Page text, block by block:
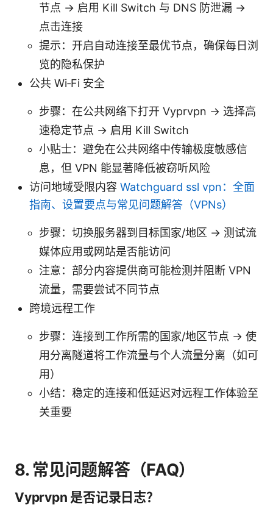
节点 → 启用 Kill Switch 与 DNS 防泄漏 →
点击连接
提示：开启自动连接至最优节点，确保每日浏
览的隐私保护
公共 Wi‑Fi 安全
步骤：在公共网络下打开 Vyprvpn → 选择高
速稳定节点 → 启用 Kill Switch
小贴士：避免在公共网络中传输极度敏感信
息，但 VPN 能显著降低被窃听风险
访问地域受限内容 Watchguard ssl vpn：全面
指南、设置要点与常见问题解答（VPNs）
步骤：切换服务器到目标国家/地区 → 测试流
媒体应用或网站是否能访问
注意：部分内容提供商可能检测并阻断 VPN
流量，需要尝试不同节点
跨境远程工作
步骤：连接到工作所需的国家/地区节点 → 使
用分离隧道将工作流量与个人流量分离（如可
用）
小结：稳定的连接和低延迟对远程工作体验至
关重要
8. 常见问题解答（FAQ）
Vyprvpn 是否记录日志？